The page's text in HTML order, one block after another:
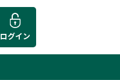
ログイン